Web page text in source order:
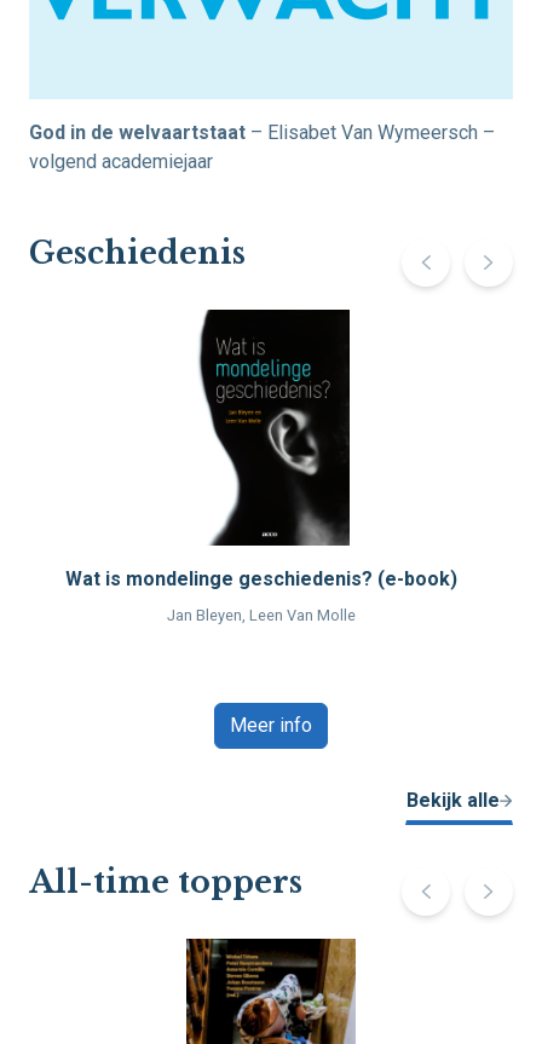
God in de welvaartstaat – Elisabet Van Wymeersch –
volgend academiejaar
Geschiedenis
Wat is mondelinge geschiedenis? (e-book)
Jan Bleyen, Leen Van Molle
Meer info
Bekijk alle
All-time toppers